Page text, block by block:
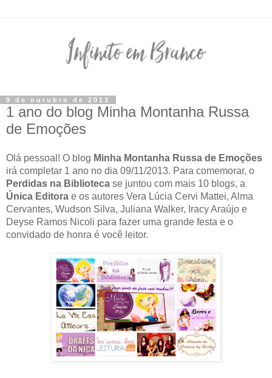
9 de outubro de 2013
1 ano do blog Minha Montanha Russa
de Emoções
Olá pessoal! O blog Minha Montanha Russa de Emoções
irá completar 1 ano no dia 09/11/2013. Para comemorar, o
Perdidas na Biblioteca se juntou com mais 10 blogs, a
Única Editora e os autores Vera Lúcia Cervi Mattei, Alma
Cervantes, Wudson Silva, Juliana Walker, Iracy Araújo e
Deyse Ramos Nicoli para fazer uma grande festa e o
convidado de honra é você leitor.